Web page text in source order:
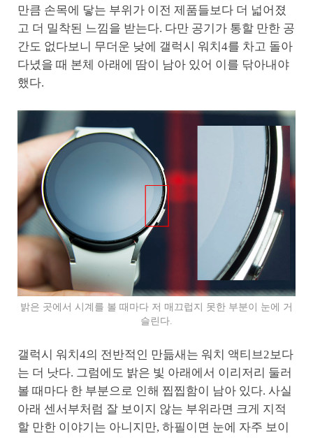
만큼 손목에 닿는 부위가 이전 제품들보다 더 넓어졌
고 더 밀착된 느낌을 받는다. 다만 공기가 통할 만한 공
간도 없다보니 무더운 낮에 갤럭시 워치4를 차고 돌아
다녔을 때 본체 아래에 땀이 남아 있어 이를 닦아내야
했다.
밝은 곳에서 시계를 볼 때마다 저 매끄럽지 못한 부분이 눈에 거
슬린다.
갤럭시 워치4의 전반적인 만듦새는 워치 액티브2보다
는 더 낫다. 그럼에도 밝은 빛 아래에서 이리저리 둘러
볼 때마다 한 부분으로 인해 찝찝함이 남아 있다. 사실
아래 센서부처럼 잘 보이지 않는 부위라면 크게 지적
할 만한 이야기는 아니지만, 하필이면 눈에 자주 보이